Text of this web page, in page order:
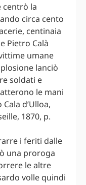
centrò la
circa cento
centinaia
Pietro Calà
umane
lanciò
soldati e
le mani
d’Ulloa,
1870, p.
i feriti dalle
una proroga
le altre
volle quindi